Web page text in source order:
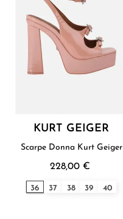
KURT GEIGER
Scarpe Donna Kurt Geiger
228,00 €
36 37 38 39 40